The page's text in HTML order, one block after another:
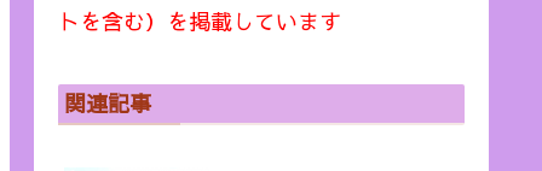
トを含む）を掲載しています
関連記事